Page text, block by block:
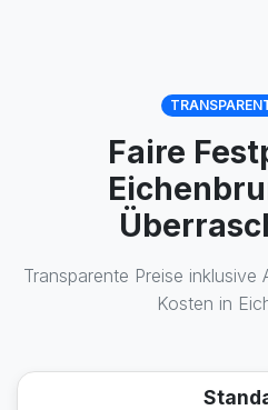
Faire
Transparente Preise
Kosten in